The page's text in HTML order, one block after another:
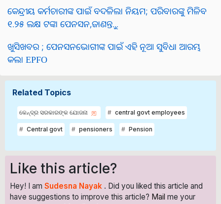
କେନ୍ଦ୍ରୀୟ କର୍ମଚାରୀଙ୍କ ପାଇଁ ବଦଳିଲା ନିୟମ; ପରିବାରଙ୍କୁ ମିଳିବ
୧.୨୫ ଲକ୍ଷ ଟଙ୍କା ପେନସନ,ଜାଣନ୍ତୁ...
ଖୁସିଖବର ; ପେନସନଭୋଗୀଙ୍କ ପାଇଁ ଏହି ନୂଆ ସୁବିଧା ଆରମ୍ଭ
କଲା EPFO
Related Topics
କେନ୍ଦ୍ର ସରକାରଙ୍କ ଯୋଜନା central govt employees
Central govt pensioners Pension
Like this article?
Hey! I am Sudesna Nayak . Did you liked this article and
have suggestions to improve this article? Mail me your